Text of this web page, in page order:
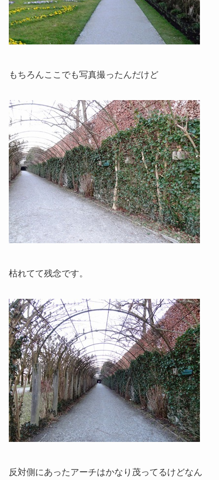
もちろんここでも写真撮ったんだけど
枯れてて残念です。
反対側にあったアーチはかなり茂ってるけどなん